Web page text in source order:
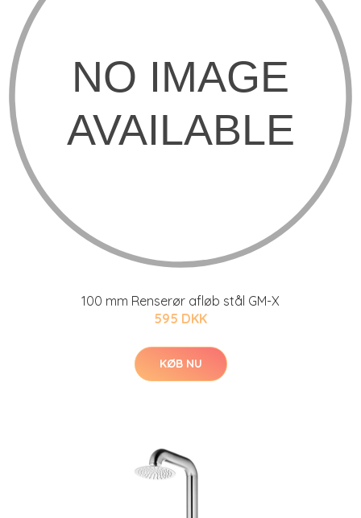
100 mm Renserør afløb stål GM-X
595 DKK
KØB NU